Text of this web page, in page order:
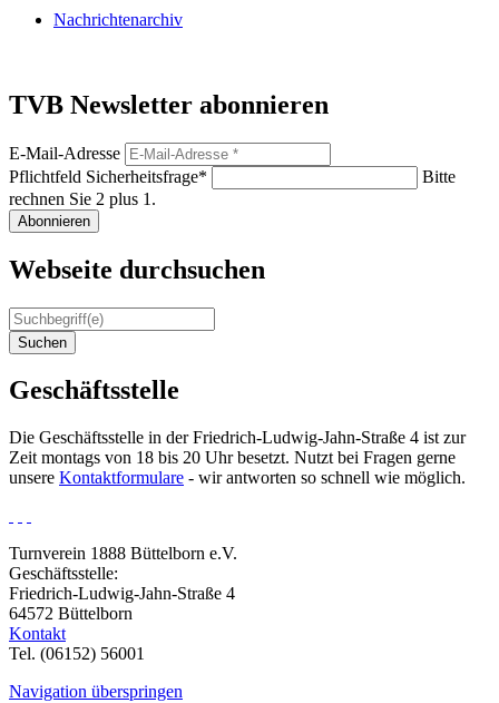
Nachrichtenarchiv
TVB Newsletter abonnieren
E-Mail-Adresse
Pflichtfeld Sicherheitsfrage*
Bitte
rechnen Sie 2 plus 1.
Abonnieren
Webseite durchsuchen
Suchen
Geschäftsstelle
Die Geschäftsstelle in der Friedrich-Ludwig-Jahn-Straße 4 ist zur
Zeit montags von 18 bis 20 Uhr besetzt. Nutzt bei Fragen gerne
unsere Kontaktformulare - wir antworten so schnell wie möglich.
Turnverein 1888 Büttelborn e.V.
Geschäftsstelle:
Friedrich-Ludwig-Jahn-Straße 4
64572 Büttelborn
Kontakt
Tel. (06152) 56001
Navigation überspringen